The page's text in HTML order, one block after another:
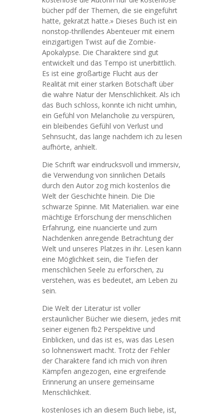
bücher pdf der Themen, die sie eingeführt
hatte, gekratzt hatte.» Dieses Buch ist ein
nonstop-thrillendes Abenteuer mit einem
einzigartigen Twist auf die Zombie-
Apokalypse. Die Charaktere sind gut
entwickelt und das Tempo ist unerbittlich.
Es ist eine großartige Flucht aus der
Realität mit einer starken Botschaft über
die wahre Natur der Menschlichkeit. Als ich
das Buch schloss, konnte ich nicht umhin,
ein Gefühl von Melancholie zu verspüren,
ein bleibendes Gefühl von Verlust und
Sehnsucht, das lange nachdem ich zu lesen
aufhörte, anhielt.
Die Schrift war eindrucksvoll und immersiv,
die Verwendung von sinnlichen Details
durch den Autor zog mich kostenlos die
Welt der Geschichte hinein. Die Die
schwarze Spinne. Mit Materialien. war eine
mächtige Erforschung der menschlichen
Erfahrung, eine nuancierte und zum
Nachdenken anregende Betrachtung der
Welt und unseres Platzes in ihr. Lesen kann
eine Möglichkeit sein, die Tiefen der
menschlichen Seele zu erforschen, zu
verstehen, was es bedeutet, am Leben zu
sein.
Die Welt der Literatur ist voller
erstaunlicher Bücher wie diesem, jedes mit
seiner eigenen fb2 Perspektive und
Einblicken, und das ist es, was das Lesen
so lohnenswert macht. Trotz der Fehler
der Charaktere fand ich mich von ihren
Kämpfen angezogen, eine ergreifende
Erinnerung an unsere gemeinsame
Menschlichkeit.
kostenloses ich an diesem Buch liebe, ist,